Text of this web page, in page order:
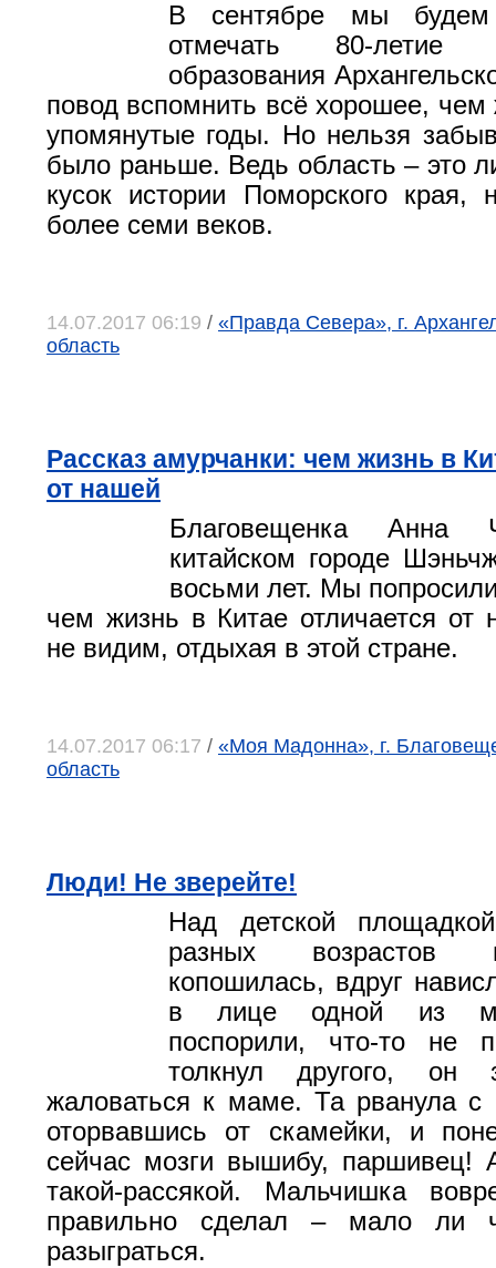
В сентябре мы будем
отмечать 80-
образования
повод вспомнить всё хорошее,
упомянутые годы. Но нельзя
было раньше. Ведь область – это
кусок истории Поморского края,
более семи веков.
14.07.2017 06:19 / «Правда Севера», г.
область
Рассказ амурчанки: чем жизнь в
от нашей
Благовещенка
китайском городе
восьми лет. Мы
чем жизнь в Китае отличается от
не видим, отдыхая в этой стране.
14.07.2017 06:17 / «Моя Мадонна», г.
область
Люди! Не зверейте!
Над детской
разных возрастов
копошилась, вдруг
в лице одной из
поспорили, что-то не
толкнул другого,
жаловаться к маме. Та рванула с
оторвавшись от скамейки, и
сейчас мозги вышибу, паршивец!
такой-рассякой. Мальчишка
правильно сделал – мало ли
разыграться.